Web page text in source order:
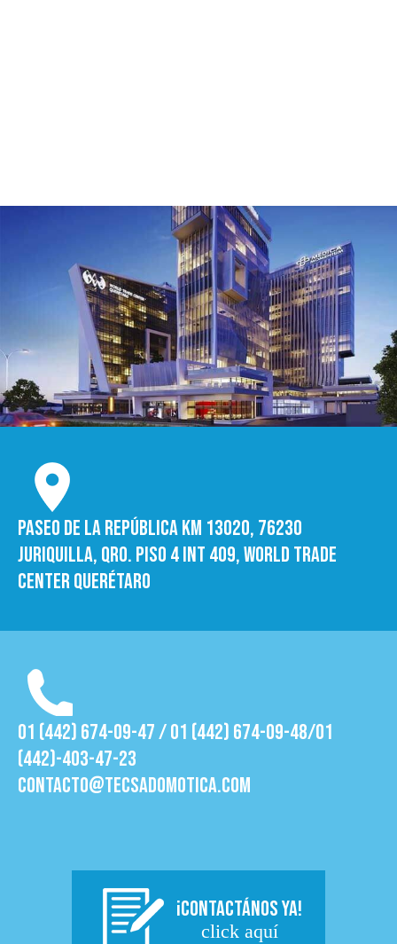
Paseo de la República Km 13020, 76230
Juriquilla, Qro. Piso 4 int 409, World trade
Center Querétaro
01 (442) 674-09-47 / 01 (442) 674-09-48/01
(442)-403-47-23
contacto@tecsadomotica.com
¡CONTACTÁNOS YA!
click aquí